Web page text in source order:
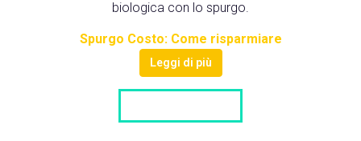
biologica con lo spurgo.
Spurgo Costo: Come risparmiare
Leggi di più